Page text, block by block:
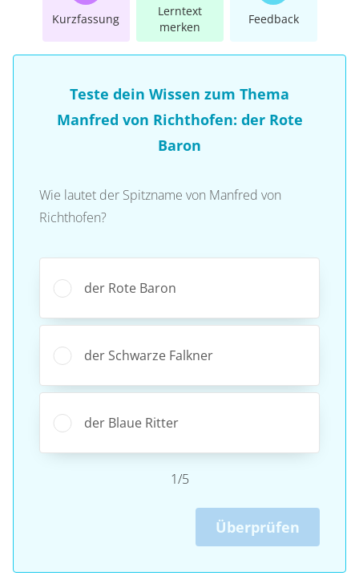
Kurzfassung
Lerntext
merken
Feedback
Teste dein Wissen zum Thema
Manfred von Richthofen: der Rote
Baron
Wie lautet der Spitzname von Manfred von
Richthofen?
der Rote Baron
der Schwarze Falkner
der Blaue Ritter
1/5
Überprüfen